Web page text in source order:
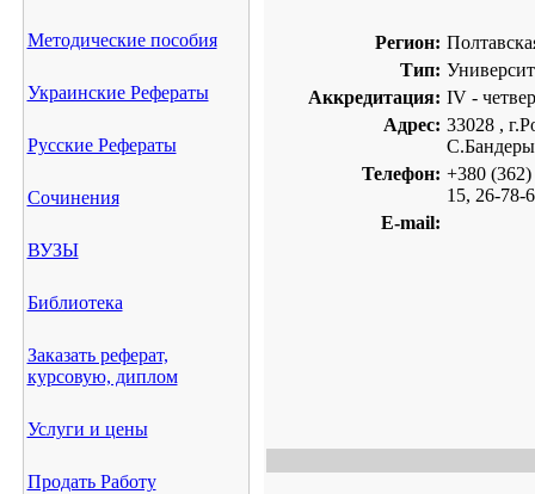
Методические пособия
Украинские Рефераты
Русские Рефераты
Сочинения
ВУЗЫ
Библиотека
Заказать реферат,
курсовую, диплом
Услуги и цены
Продать Работу
Регион:
Тип:
Аккредитация: IV -
Адрес: 33028 ,
Телефон: +380
15, 26-78-
E-mail: